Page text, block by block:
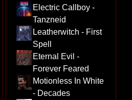
Electric Callboy -
Tanzneid
Leatherwitch - First
Spell
Eternal Evil -
Forever Feared
Motionless In White
- Decades